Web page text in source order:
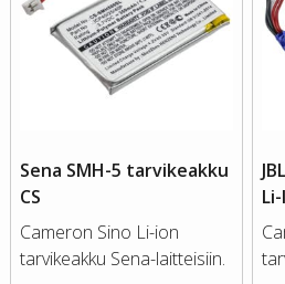
Sena SMH-5 tarvikeakku
CS
Cameron Sino Li-ion
tarvikeakku Sena-laitteisiin.